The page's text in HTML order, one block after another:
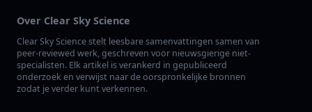
Over Clear Sky Science
Clear Sky Science stelt leesbare samenvattingen samen van
peer-reviewed werk, geschreven voor nieuwsgierige niet-
specialisten. Elk artikel is verankerd in gepubliceerd
onderzoek en verwijst naar de oorspronkelijke bronnen
zodat je verder kunt verkennen.